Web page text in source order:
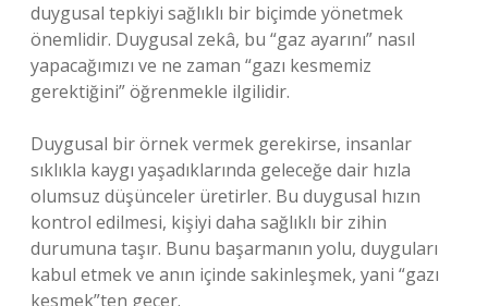
duygusal tepkiyi sağlıklı bir biçimde yönetmek
önemlidir. Duygusal zekâ, bu “gaz ayarını” nasıl
yapacağımızı ve ne zaman “gazı kesmemiz
gerektiğini” öğrenmekle ilgilidir.
Duygusal bir örnek vermek gerekirse, insanlar
sıklıkla kaygı yaşadıklarında geleceğe dair hızla
olumsuz düşünceler üretirler. Bu duygusal hızın
kontrol edilmesi, kişiyi daha sağlıklı bir zihin
durumuna taşır. Bunu başarmanın yolu, duyguları
kabul etmek ve anın içinde sakinleşmek, yani “gazı
kesmek”ten geçer.